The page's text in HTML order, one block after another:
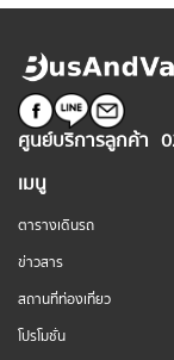
ศูนย์บริการลูกค้า
เมนู
ตารางเดินรถ
ข่าวสาร
สถานที่ท่องเที่ยว
โปรโมชั่น